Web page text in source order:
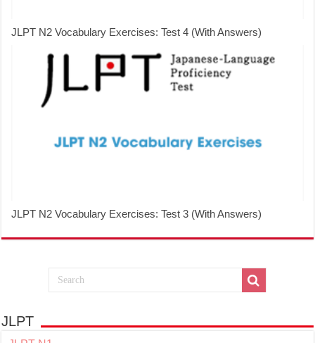
JLPT N2 Vocabulary Exercises: Test 4 (With Answers)
JLPT N2 Vocabulary Exercises: Test 3 (With Answers)
JLPT